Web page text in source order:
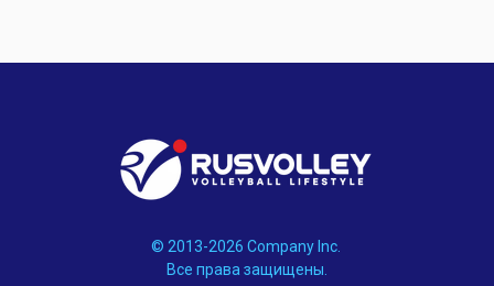
© 2013-2026 Company Inc.
Все права защищены.